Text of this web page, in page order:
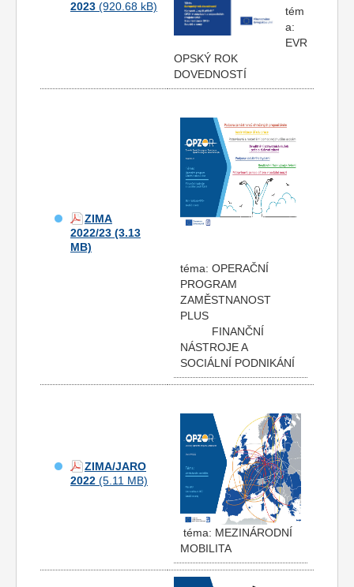
2023
tém
a:
EVR
OPSKÝ ROK
DOVEDNOSTÍ
ZIMA
2022/23
téma: OPERAČNÍ
PROGRAM
ZAMĚSTNANOST
PLUS
FINANČNÍ
NÁSTROJE A
SOCIÁLNÍ PODNIKÁNÍ
ZIMA/JARO
2022
téma: MEZINÁRODNÍ
MOBILITA